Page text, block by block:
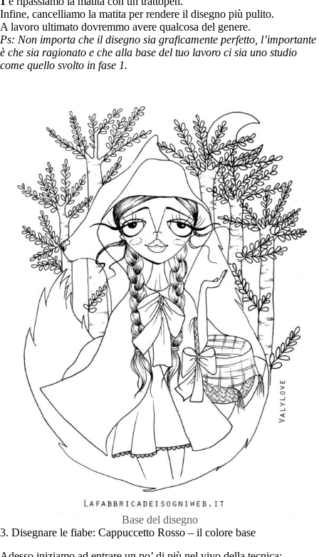
Infine, cancelliamo la matita per rendere il disegno più pulito.
A lavoro ultimato dovremmo avere qualcosa del genere.
Ps: Non importa che il disegno sia graficamente perfetto, l’importante
è che sia ragionato e che alla base del tuo lavoro ci sia uno studio
come quello svolto in fase 1.
Base del disegno
3. Disegnare le fiabe: Cappuccetto Rosso – il colore base